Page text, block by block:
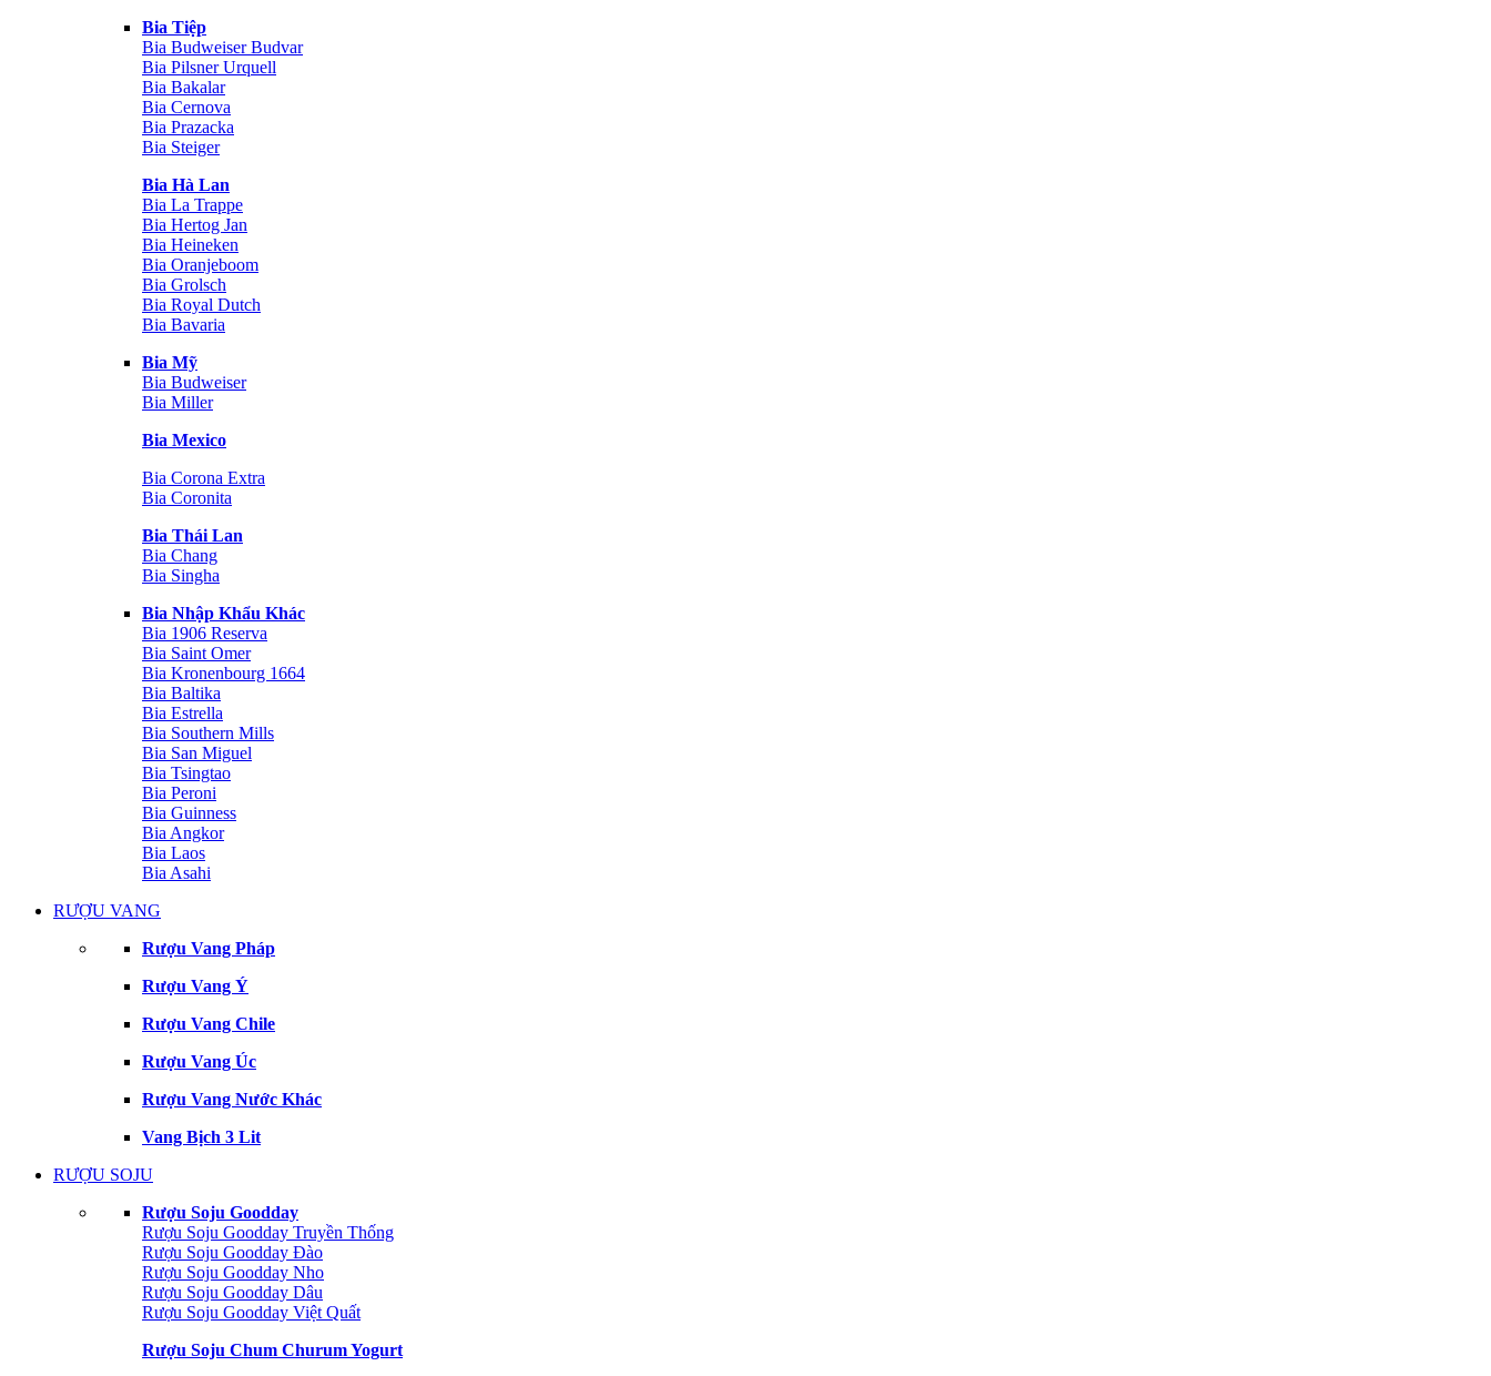
Bia Tiệp
Bia Budweiser Budvar
Bia Pilsner Urquell
Bia Bakalar
Bia Cernova
Bia Prazacka
Bia Steiger
Bia Hà Lan
Bia La Trappe
Bia Hertog Jan
Bia Heineken
Bia Oranjeboom
Bia Grolsch
Bia Royal Dutch
Bia Bavaria
Bia Mỹ
Bia Budweiser
Bia Miller
Bia Mexico
Bia Corona Extra
Bia Coronita
Bia Thái Lan
Bia Chang
Bia Singha
Bia Nhập Khẩu Khác
Bia 1906 Reserva
Bia Saint Omer
Bia Kronenbourg 1664
Bia Baltika
Bia Estrella
Bia Southern Mills
Bia San Miguel
Bia Tsingtao
Bia Peroni
Bia Guinness
Bia Angkor
Bia Laos
Bia Asahi
RƯỢU VANG
Rượu Vang Pháp
Rượu Vang Ý
Rượu Vang Chile
Rượu Vang Úc
Rượu Vang Nước Khác
Vang Bịch 3 Lit
RƯỢU SOJU
Rượu Soju Goodday
Rượu Soju Goodday Truyền Thống
Rượu Soju Goodday Đào
Rượu Soju Goodday Nho
Rượu Soju Goodday Dâu
Rượu Soju Goodday Việt Quất
Rượu Soju Chum Churum Yogurt